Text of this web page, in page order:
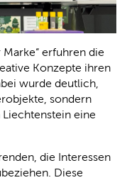
erfuhren die
Konzepte ihren
wurde deutlich,
sondern
eine
die Interessen
Diese